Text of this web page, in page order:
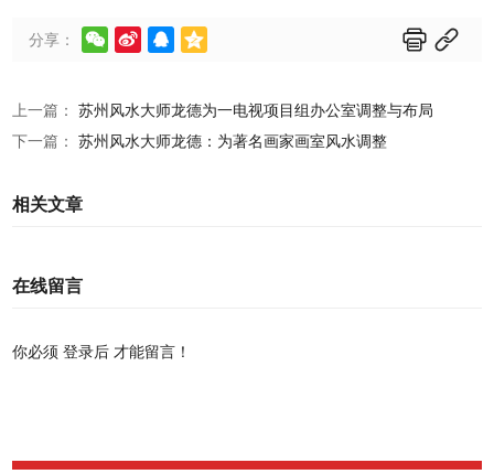
分享：      
上一篇：苏州风水大师龙德为一电视项目组办公室调整与布局
下一篇：苏州风水大师龙德：为著名画家画室风水调整
相关文章
在线留言
你必须登录后 才能留言！